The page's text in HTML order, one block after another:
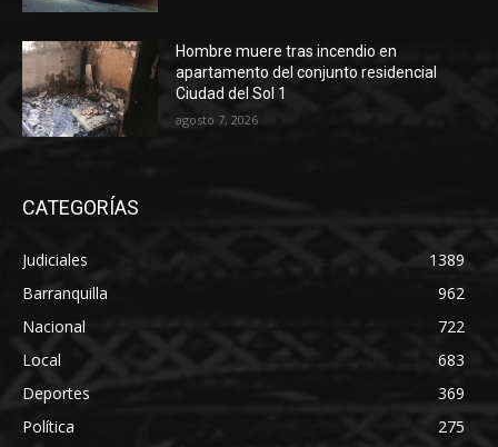
Hombre muere tras incendio en
apartamento del conjunto residencial
Ciudad del Sol 1
agosto 7, 2026
CATEGORÍAS
Judiciales
1389
Barranquilla
962
Nacional
722
Local
683
Deportes
369
Política
275